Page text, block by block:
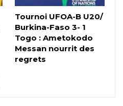
Tournoi UFOA-B U20/
Burkina-Faso 3- 1
Togo : Ametokodo
Messan nourrit des
regrets